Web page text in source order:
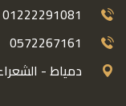
01222291081
0572267161
دمياط -